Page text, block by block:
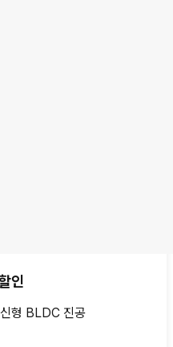
인
형 BLDC 진공